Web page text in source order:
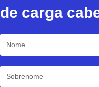
de carga